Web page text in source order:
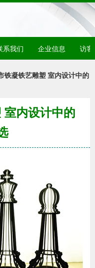
系我们 企业信息 访客
铁凝铁艺雕塑 室内设计中的
室内设计中的